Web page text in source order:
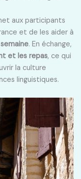
aux participants
et de les aider à
. En échange,
et les repas, ce qui
la culture
linguistiques.